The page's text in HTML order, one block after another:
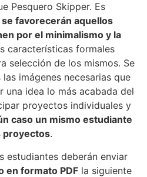
Pesquero Skipper. Es
se favorecerán aquellos
por el minimalismo y la
características formales
selección de los mismos. Se
imágenes necesarias que
una idea lo más acabada del
proyectos individuales y
caso un mismo estudiante
proyectos.
estudiantes deberán enviar
en formato PDF la siguiente